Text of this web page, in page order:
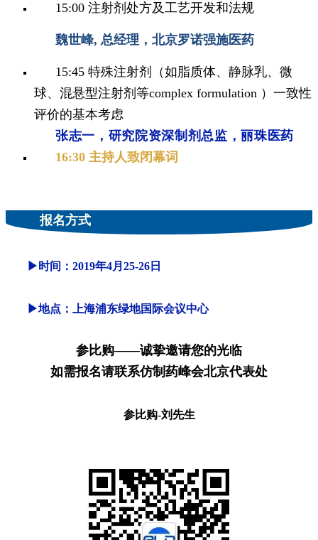
15:00 注射剂处方及工艺开发和法规
魏世峰, 总经理，北京罗诺强施医药
15:45 特殊注射剂（如脂质体、静脉乳、微
球、混悬型注射剂等complex formulation ）一致性
评价的基本考虑
张志一，研究院资深制剂总监，丽珠医药
16:30 主持人致闭幕词
报名方式
▶时间：2019年4月25-26日
▶地点：上海浦东绿地国际会议中心
参比购——诚挚邀请您的光临
如需报名请联系仿制药峰会北京代表处
参比购-刘先生